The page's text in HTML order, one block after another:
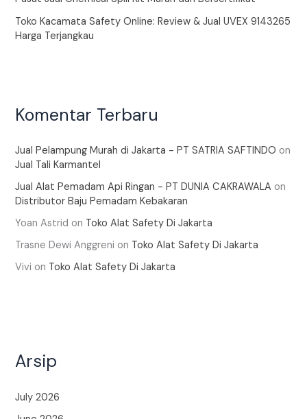
Toko Kacamata Safety Online: Review & Jual UVEX 9143265
Harga Terjangkau
Komentar Terbaru
Jual Pelampung Murah di Jakarta - PT SATRIA SAFTINDO on
Jual Tali Karmantel
Jual Alat Pemadam Api Ringan - PT DUNIA CAKRAWALA on
Distributor Baju Pemadam Kebakaran
Yoan Astrid on Toko Alat Safety Di Jakarta
Trasne Dewi Anggreni on Toko Alat Safety Di Jakarta
Vivi on Toko Alat Safety Di Jakarta
Arsip
July 2026